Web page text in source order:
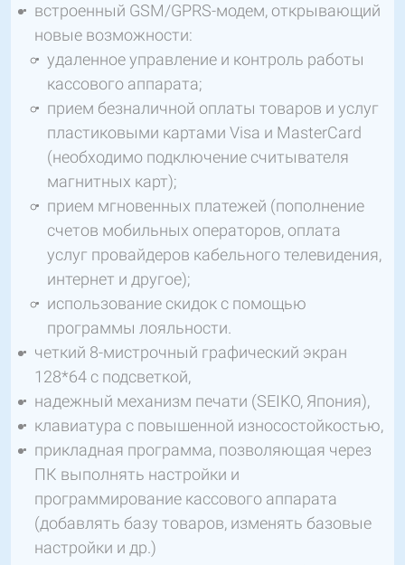
встроенный GSM/GPRS-модем, открывающий
новые возможности:
удаленное управление и контроль работы
кассового аппарата;
прием безналичной оплаты товаров и услуг
пластиковыми картами Visa и MasterCard
(необходимо подключение считывателя
магнитных карт);
прием мгновенных платежей (пополнение
счетов мобильных операторов, оплата
услуг провайдеров кабельного телевидения,
интернет и другое);
использование скидок с помощью
программы лояльности.
четкий 8-мистрочный графический экран
128*64 с подсветкой,
надежный механизм печати (SEIKO, Япония),
клавиатура с повышенной износостойкостью,
прикладная программа, позволяющая через
ПК выполнять настройки и
программирование кассового аппарата
(добавлять базу товаров, изменять базовые
настройки и др.)